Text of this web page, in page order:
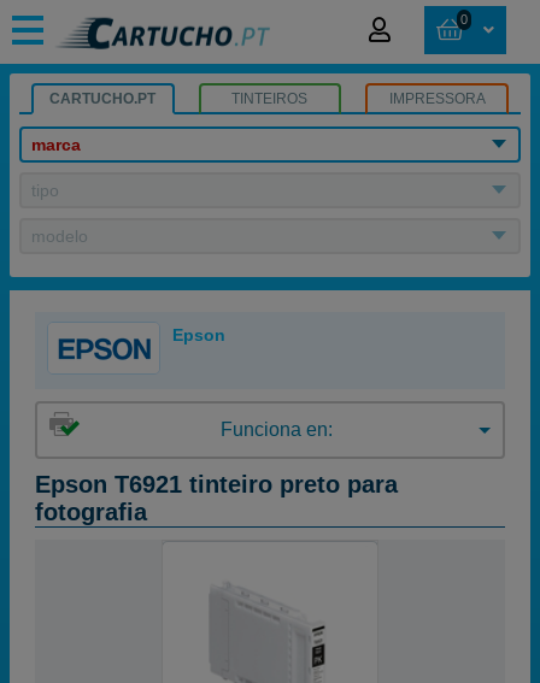
0
CARTUCHO.PT TINTEIROS IMPRESSORA
marca
tipo
modelo
Epson
Funciona en:
Epson T6921 tinteiro preto para
fotografia